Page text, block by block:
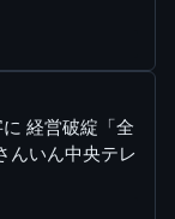
経営破綻「全
んいん中央テレ